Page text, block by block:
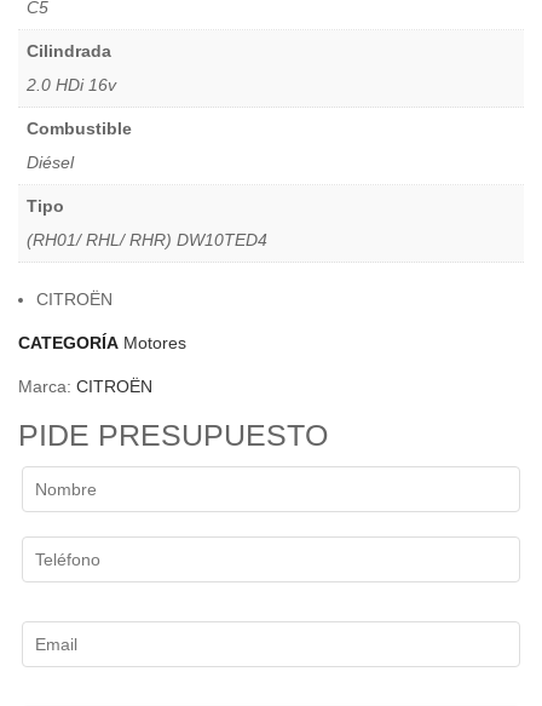
C5
Cilindrada
2.0 HDi 16v
Combustible
Diésel
Tipo
(RH01/ RHL/ RHR) DW10TED4
CITROËN
CATEGORÍA Motores
Marca: CITROËN
PIDE PRESUPUESTO